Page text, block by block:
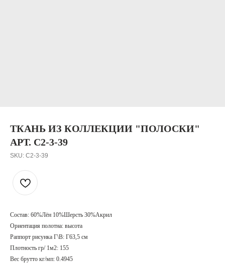
ТКАНЬ ИЗ КОЛЛЕКЦИИ "ПОЛОСКИ"
АРТ. C2-3-39
SKU: C2-3-39
Состав: 60%Лён 10%Шерсть 30%Акрил
Ориентация полотна: высота
Раппорт рисунка Г\В: Г63,5 см
Плотность гр/ 1м2: 155
Вес брутто кг/мп: 0.4945